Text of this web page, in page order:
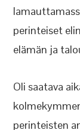
perinteiset
elämän ja
Oli saatava
perinteisten